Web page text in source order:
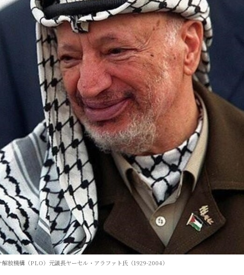
放機構（PLO）元議長ヤーセル・アラファト氏（1929-2004）